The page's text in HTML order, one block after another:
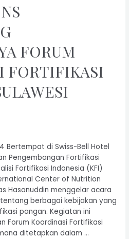
FORUM
FORTIFIKASI
Bertempat di Swiss-Bell Hotel
Pengembangan Fortifikasi
Fortifikasi Indonesia (KFI)
Center of Nutrition
Hasanuddin menggelar acara
berbagai kebijakan yang
pangan. Kegiatan ini
Forum Koordinasi Fortifikasi
ditetapkan dalam …